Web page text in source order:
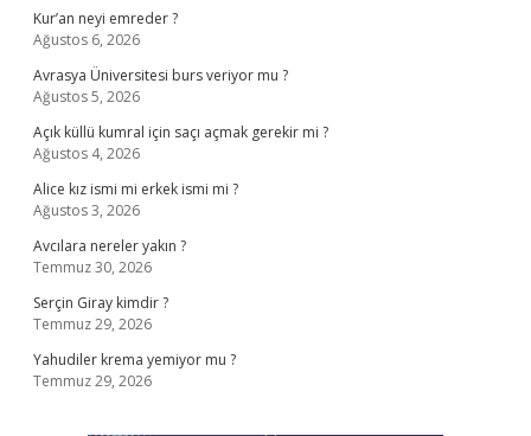
Kur’an neyi emreder ?
Ağustos 6, 2026
Avrasya Üniversitesi burs veriyor mu ?
Ağustos 5, 2026
Açık küllü kumral için saçı açmak gerekir mi ?
Ağustos 4, 2026
Alice kız ismi mi erkek ismi mi ?
Ağustos 3, 2026
Avcılara nereler yakın ?
Temmuz 30, 2026
Serçin Giray kimdir ?
Temmuz 29, 2026
Yahudiler krema yemiyor mu ?
Temmuz 29, 2026